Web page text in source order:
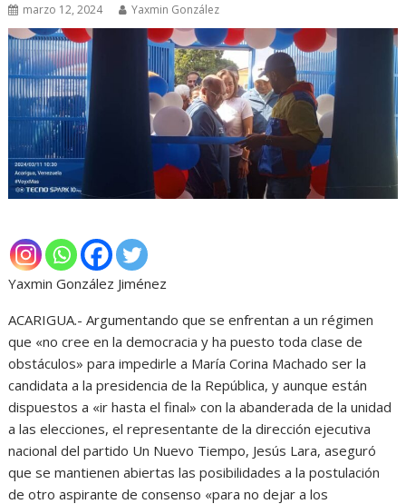
marzo 12, 2024 Yaxmin González
Yaxmin González Jiménez
ACARIGUA.- Argumentando que se enfrentan a un régimen
que «no cree en la democracia y ha puesto toda clase de
obstáculos» para impedirle a María Corina Machado ser la
candidata a la presidencia de la República, y aunque están
dispuestos a «ir hasta el final» con la abanderada de la unidad
a las elecciones, el representante de la dirección ejecutiva
nacional del partido Un Nuevo Tiempo, Jesús Lara, aseguró
que se mantienen abiertas las posibilidades a la postulación
de otro aspirante de consenso «para no dejar a los